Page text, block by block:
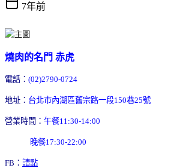
7年前
燒肉的名門 赤虎
電話： (02)2790-0724
地址： 台北市內湖區舊宗路一段150巷25號
營業時間： 午餐11:30-14:00
晚餐17:30-22:00
FB： 請點